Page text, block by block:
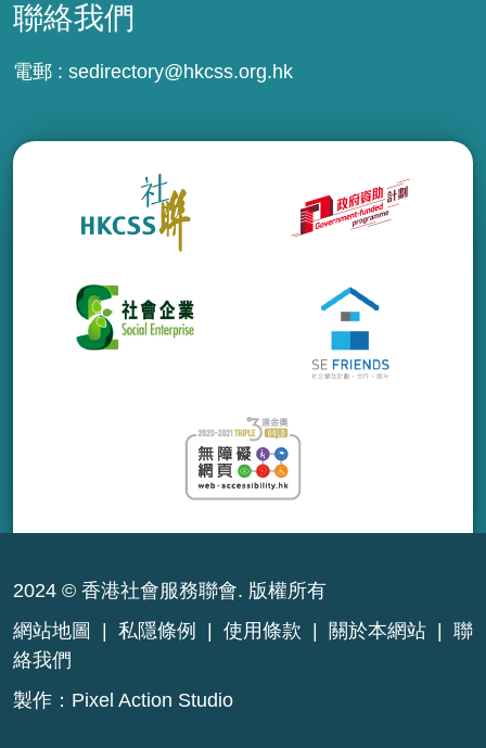
聯絡我們
電郵 : sedirectory@hkcss.org.hk
2024 © 香港社會服務聯會. 版權所有
網站地圖
私隱條例 使用條款 關於本網站
聯
絡我們
製作： Pixel Action Studio